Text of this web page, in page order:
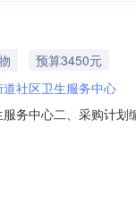
预算3450元
社区卫生服务中心
务中心二、采购计